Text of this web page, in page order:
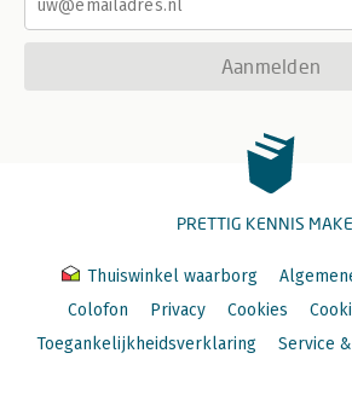
Aanmelden
PRETTIG KENNIS
Thuiswinkel waarborg
Colofon
Privacy Cookies
Toegankelijkheidsverklaring
Service